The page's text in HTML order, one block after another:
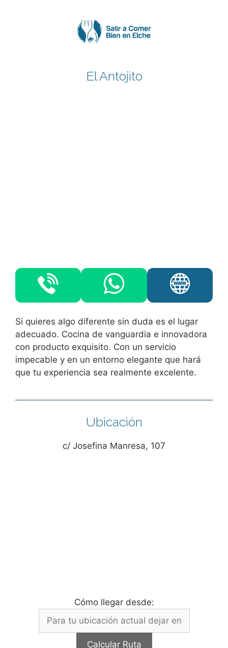
El Antojito
Si quieres algo diferente sin duda es el lugar
adecuado. Cocina de vanguardia e innovadora
con producto exquisito. Con un servicio
impecable y en un entorno elegante que hará
que tu experiencia sea realmente excelente.
Ubicación
c/ Josefina Manresa, 107
Cómo llegar desde: